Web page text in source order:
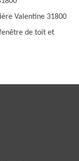
Valentine 31800
de toit et